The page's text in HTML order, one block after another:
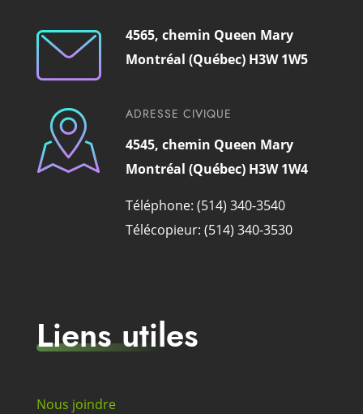
4565, chemin Queen Mary
Montréal (Québec) H3W 1W5
ADRESSE CIVIQUE
4545, chemin Queen Mary
Montréal (Québec) H3W 1W4
Téléphone: (514) 340-3540
Télécopieur: (514) 340-3530
Liens utiles
Nous joindre